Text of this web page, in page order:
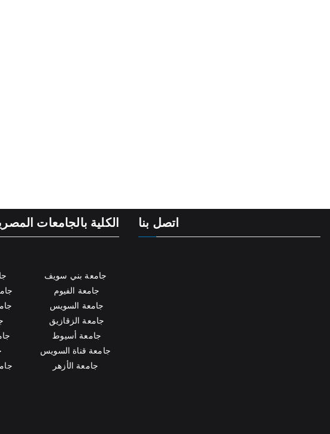
الكلية بالجامعات
جامعة بني سويف
جامعة الفيوم
جامعة السويس
جامعة الزقازيق
جامعة أسيوط
جامعة قناة السويس
جامعة الأزهر
اتصل بنا